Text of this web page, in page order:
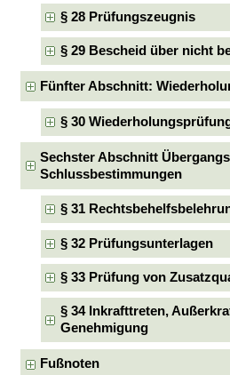
§ 28 Prüfungszeugnis
§ 29 Bescheid über nicht
Fünfter Abschnitt:
§ 30
Sechster Abschnitt
Schlussbestimmungen
§ 31
§ 32 Prüfungsunterlagen
§ 33 Prüfung von
§ 34 Inkrafttreten,
Genehmigung
Fußnoten